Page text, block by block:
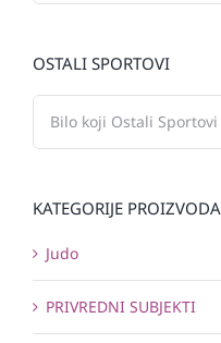
OSTALI SPORTOVI
KATEGORIJE PROIZVODA
Judo
PRIVREDNI SUBJEKTI